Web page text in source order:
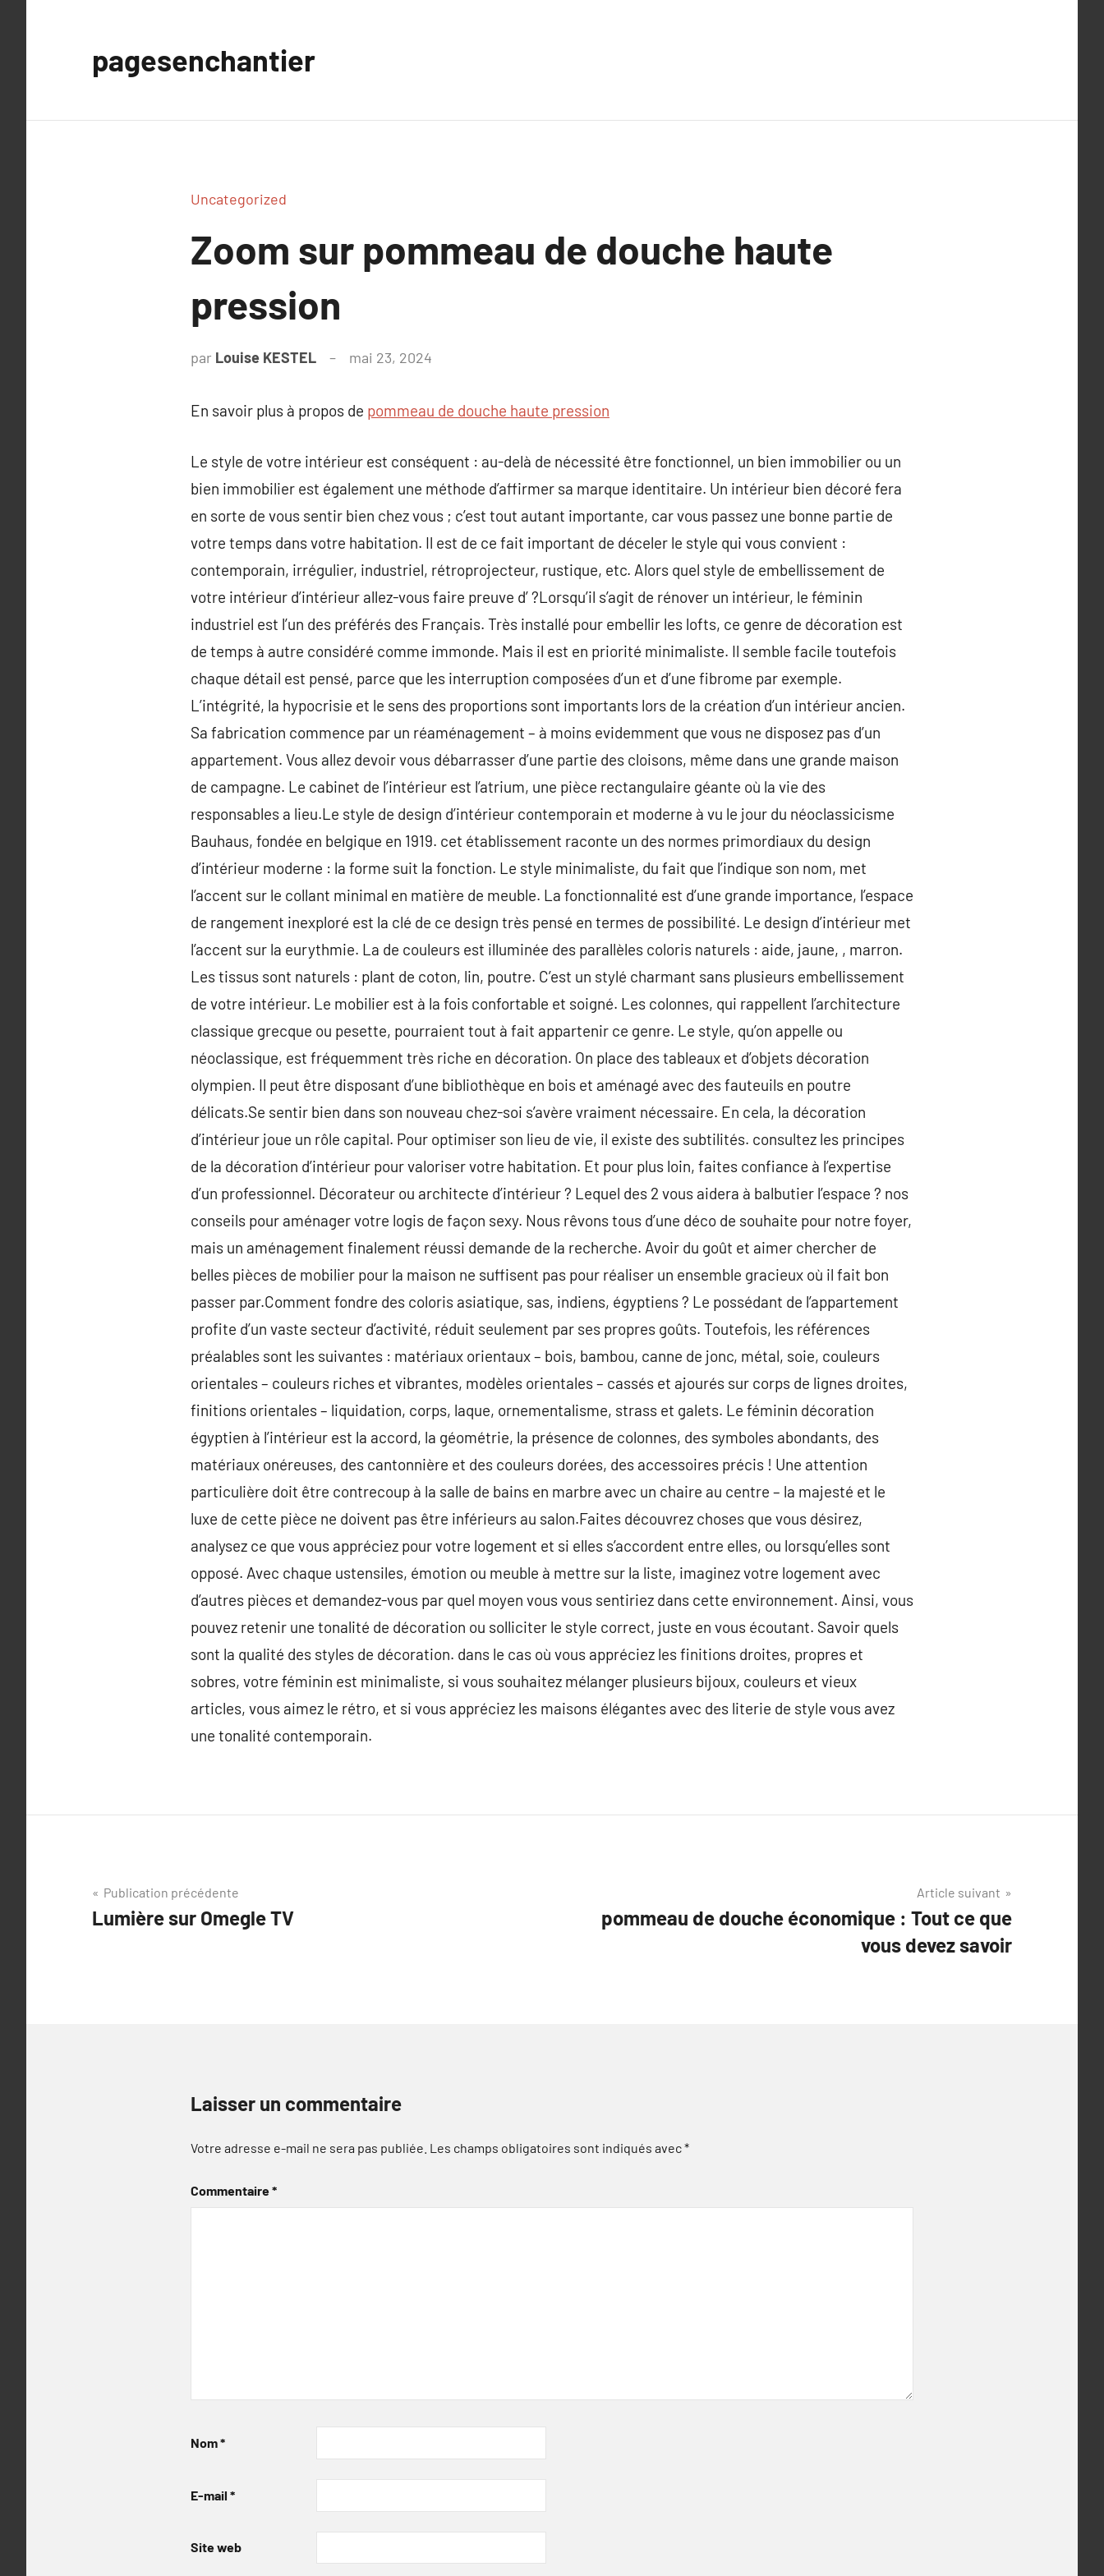
pagesenchantier
Uncategorized
Zoom sur pommeau de douche haute
pression
par Louise KESTEL mai 23, 2024
En savoir plus à propos de pommeau de douche haute pression
Le style de votre intérieur est conséquent : au-delà de nécessité être fonctionnel, un bien immobilier ou un
bien immobilier est également une méthode d’affirmer sa marque identitaire. Un intérieur bien décoré fera
en sorte de vous sentir bien chez vous ; c’est tout autant importante, car vous passez une bonne partie de
votre temps dans votre habitation. Il est de ce fait important de déceler le style qui vous convient :
contemporain, irrégulier, industriel, rétroprojecteur, rustique, etc. Alors quel style de embellissement de
votre intérieur d’intérieur allez-vous faire preuve d’ ?Lorsqu’il s’agit de rénover un intérieur, le féminin
industriel est l’un des préférés des Français. Très installé pour embellir les lofts, ce genre de décoration est
de temps à autre considéré comme immonde. Mais il est en priorité minimaliste. Il semble facile toutefois
chaque détail est pensé, parce que les interruption composées d’un et d’une fibrome par exemple.
L’intégrité, la hypocrisie et le sens des proportions sont importants lors de la création d’un intérieur ancien.
Sa fabrication commence par un réaménagement – à moins evidemment que vous ne disposez pas d’un
appartement. Vous allez devoir vous débarrasser d’une partie des cloisons, même dans une grande maison
de campagne. Le cabinet de l’intérieur est l’atrium, une pièce rectangulaire géante où la vie des
responsables a lieu.Le style de design d’intérieur contemporain et moderne à vu le jour du néoclassicisme
Bauhaus, fondée en belgique en 1919. cet établissement raconte un des normes primordiaux du design
d’intérieur moderne : la forme suit la fonction. Le style minimaliste, du fait que l’indique son nom, met
l’accent sur le collant minimal en matière de meuble. La fonctionnalité est d’une grande importance, l’espace
de rangement inexploré est la clé de ce design très pensé en termes de possibilité. Le design d’intérieur met
l’accent sur la eurythmie. La de couleurs est illuminée des parallèles coloris naturels : aide, jaune, , marron.
Les tissus sont naturels : plant de coton, lin, poutre. C’est un stylé charmant sans plusieurs embellissement
de votre intérieur. Le mobilier est à la fois confortable et soigné. Les colonnes, qui rappellent l’architecture
classique grecque ou pesette, pourraient tout à fait appartenir ce genre. Le style, qu’on appelle ou
néoclassique, est fréquemment très riche en décoration. On place des tableaux et d’objets décoration
olympien. Il peut être disposant d’une bibliothèque en bois et aménagé avec des fauteuils en poutre
délicats.Se sentir bien dans son nouveau chez-soi s’avère vraiment nécessaire. En cela, la décoration
d’intérieur joue un rôle capital. Pour optimiser son lieu de vie, il existe des subtilités. consultez les principes
de la décoration d’intérieur pour valoriser votre habitation. Et pour plus loin, faites confiance à l’expertise
d’un professionnel. Décorateur ou architecte d’intérieur ? Lequel des 2 vous aidera à balbutier l’espace ? nos
conseils pour aménager votre logis de façon sexy. Nous rêvons tous d’une déco de souhaite pour notre foyer,
mais un aménagement finalement réussi demande de la recherche. Avoir du goût et aimer chercher de
belles pièces de mobilier pour la maison ne suffisent pas pour réaliser un ensemble gracieux où il fait bon
passer par.Comment fondre des coloris asiatique, sas, indiens, égyptiens ? Le possédant de l’appartement
profite d’un vaste secteur d’activité, réduit seulement par ses propres goûts. Toutefois, les références
préalables sont les suivantes : matériaux orientaux – bois, bambou, canne de jonc, métal, soie, couleurs
orientales – couleurs riches et vibrantes, modèles orientales – cassés et ajourés sur corps de lignes droites,
finitions orientales – liquidation, corps, laque, ornementalisme, strass et galets. Le féminin décoration
égyptien à l’intérieur est la accord, la géométrie, la présence de colonnes, des symboles abondants, des
matériaux onéreuses, des cantonnière et des couleurs dorées, des accessoires précis ! Une attention
particulière doit être contrecoup à la salle de bains en marbre avec un chaire au centre – la majesté et le
luxe de cette pièce ne doivent pas être inférieurs au salon.Faites découvrez choses que vous désirez,
analysez ce que vous appréciez pour votre logement et si elles s’accordent entre elles, ou lorsqu’elles sont
opposé. Avec chaque ustensiles, émotion ou meuble à mettre sur la liste, imaginez votre logement avec
d’autres pièces et demandez-vous par quel moyen vous vous sentiriez dans cette environnement. Ainsi, vous
pouvez retenir une tonalité de décoration ou solliciter le style correct, juste en vous écoutant. Savoir quels
sont la qualité des styles de décoration. dans le cas où vous appréciez les finitions droites, propres et
sobres, votre féminin est minimaliste, si vous souhaitez mélanger plusieurs bijoux, couleurs et vieux
articles, vous aimez le rétro, et si vous appréciez les maisons élégantes avec des literie de style vous avez
une tonalité contemporain.
Navigation
de
Publication précédente
Lumière sur Omegle TV
Article suivant
pommeau de douche économique : Tout ce que
vous devez savoir
Laisser un commentaire
Votre adresse e-mail ne sera pas publiée. Les champs obligatoires sont indiqués avec*
Commentaire*
Nom*
E-mail *
Site web